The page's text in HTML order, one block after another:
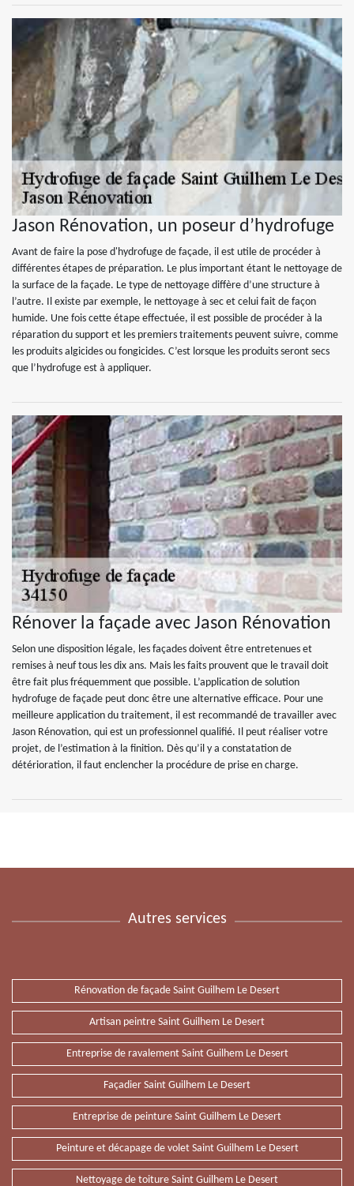
Jason Rénovation, un poseur d’hydrofuge
Avant de faire la pose d'hydrofuge de façade, il est utile de procéder à
différentes étapes de préparation. Le plus important étant le nettoyage de
la surface de la façade. Le type de nettoyage diffère d’une structure à
l’autre. Il existe par exemple, le nettoyage à sec et celui fait de façon
humide. Une fois cette étape effectuée, il est possible de procéder à la
réparation du support et les premiers traitements peuvent suivre, comme
les produits algicides ou fongicides. C’est lorsque les produits seront secs
que l’hydrofuge est à appliquer.
Rénover la façade avec Jason Rénovation
Selon une disposition légale, les façades doivent être entretenues et
remises à neuf tous les dix ans. Mais les faits prouvent que le travail doit
être fait plus fréquemment que possible. L’application de solution
hydrofuge de façade peut donc être une alternative efficace. Pour une
meilleure application du traitement, il est recommandé de travailler avec
Jason Rénovation, qui est un professionnel qualifié. Il peut réaliser votre
projet, de l’estimation à la finition. Dès qu’il y a constatation de
détérioration, il faut enclencher la procédure de prise en charge.
Autres services
Rénovation de façade Saint Guilhem Le Desert
Artisan peintre Saint Guilhem Le Desert
Entreprise de ravalement Saint Guilhem Le Desert
Façadier Saint Guilhem Le Desert
Entreprise de peinture Saint Guilhem Le Desert
Peinture et décapage de volet Saint Guilhem Le Desert
Nettoyage de toiture Saint Guilhem Le Desert